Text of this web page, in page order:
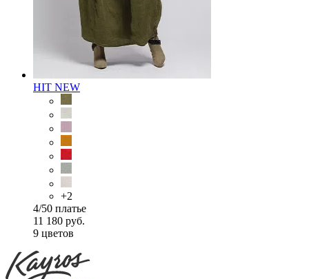
HIT NEW
+2
4/50 платье
11 180 руб.
9 цветов